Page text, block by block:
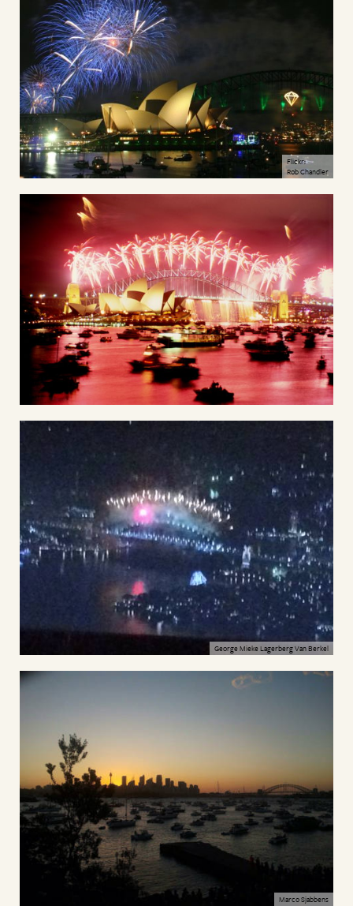
Flickr:
Rob Chandler
George Mieke Lagerberg Van Berkel
Marco Sjabbens